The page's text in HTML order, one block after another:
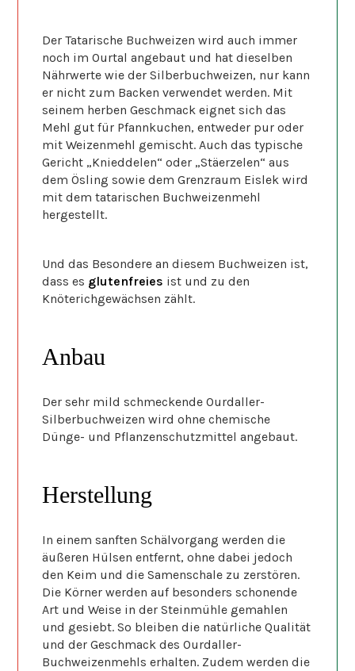
Der Tatarische Buchweizen wird auch immer
noch im Ourtal angebaut und hat dieselben
Nährwerte wie der Silberbuchweizen, nur kann
er nicht zum Backen verwendet werden. Mit
seinem herben Geschmack eignet sich das
Mehl gut für Pfannkuchen, entweder pur oder
mit Weizenmehl gemischt. Auch das typische
Gericht „Knieddelen“ oder „Stäerzelen“ aus
dem Ösling sowie dem Grenzraum Eislek wird
mit dem tatarischen Buchweizenmehl
hergestellt.
Und das Besondere an diesem Buchweizen ist,
dass es glutenfreies ist und zu den
Knöterichgewächsen zählt.
Anbau
Der sehr mild schmeckende Ourdaller-
Silberbuchweizen wird ohne chemische
Dünge- und Pflanzenschutzmittel angebaut.
Herstellung
In einem sanften Schälvorgang werden die
äußeren Hülsen entfernt, ohne dabei jedoch
den Keim und die Samenschale zu zerstören.
Die Körner werden auf besonders schonende
Art und Weise in der Steinmühle gemahlen
und gesiebt. So bleiben die natürliche Qualität
und der Geschmack des Ourdaller-
Buchweizenmehls erhalten. Zudem werden die